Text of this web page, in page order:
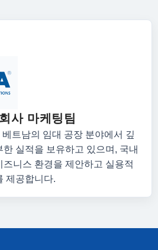
사 마케팅팀
트남의 임대 공장 분야에서 깊
실적을 보유하고 있으며, 국내
니스 환경을 제안하고 실용적
제공합니다.